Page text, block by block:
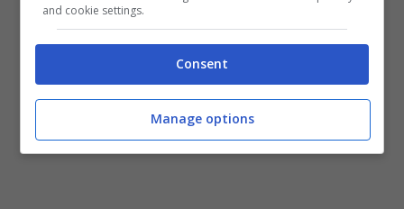
and cookie settings.
Consent
Manage options